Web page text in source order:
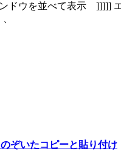
ドウを並べて表示 ]]]]]
ぞいたコピーと貼り付け